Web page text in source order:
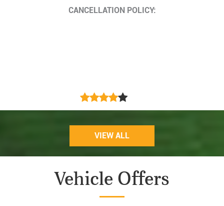
Cancellation Policy
VIEW ALL
Vehicle Offers